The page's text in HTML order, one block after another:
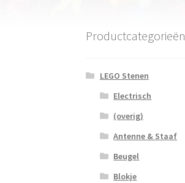
Productcategorieën
LEGO Stenen
Electrisch
(overig)
Antenne & Staaf
Beugel
Blokje